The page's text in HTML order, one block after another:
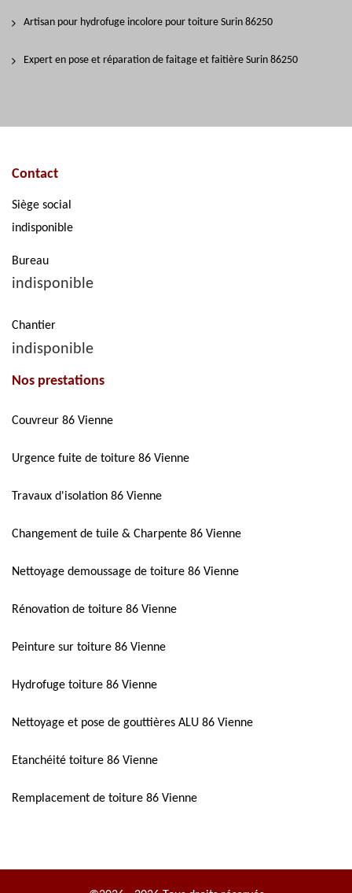
Artisan pour hydrofuge incolore pour toiture Surin 86250
Expert en pose et réparation de faitage et faitière Surin 86250
Contact
Siège social
indisponible
Bureau
indisponible
Chantier
indisponible
Nos prestations
Couvreur 86 Vienne
Urgence fuite de toiture 86 Vienne
Travaux d'isolation 86 Vienne
Changement de tuile & Charpente 86 Vienne
Nettoyage demoussage de toiture 86 Vienne
Rénovation de toiture 86 Vienne
Peinture sur toiture 86 Vienne
Hydrofuge toiture 86 Vienne
Nettoyage et pose de gouttières ALU 86 Vienne
Etanchéité toiture 86 Vienne
Remplacement de toiture 86 Vienne